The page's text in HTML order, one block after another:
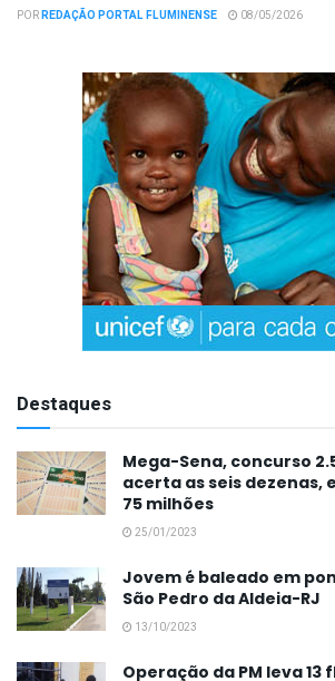
PORREDAÇÃO PORTAL FLUMINENSE 08/05/2026
Destaques
Mega-Sena, concurso
acerta as seis dezenas,
75 milhões
25/01/2023
Jovem é baleado em
São Pedro da Aldeia-RJ
13/10/2023
Operação da PM leva